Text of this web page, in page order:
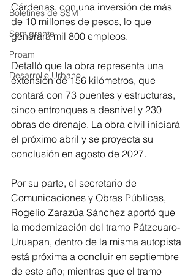
Boletines de SSM
Semigrante
Proam
Desarrollo Urbano
Cárdenas, con una inversión de más
de 10 millones de pesos, lo que
generará mil 800 empleos.
Detalló que la obra representa una
extensión de 156 kilómetros, que
contará con 73 puentes y estructuras,
cinco entronques a desnivel y 230
obras de drenaje. La obra civil iniciará
el próximo abril y se proyecta su
conclusión en agosto de 2027.
Por su parte, el secretario de
Comunicaciones y Obras Públicas,
Rogelio Zarazúa Sánchez aportó que
la modernización del tramo Pátzcuaro-
Uruapan, dentro de la misma autopista
está próxima a concluir en septiembre
de este año; mientras que el tramo